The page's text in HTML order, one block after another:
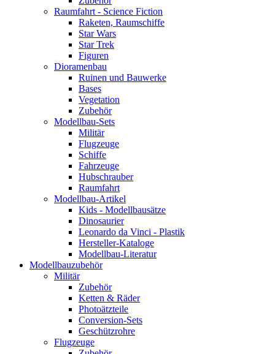
Raumfahrt - Science Fiction
Raketen, Raumschiffe
Star Wars
Star Trek
Figuren
Dioramenbau
Ruinen und Bauwerke
Bases
Vegetation
Zubehör
Modellbau-Sets
Militär
Flugzeuge
Schiffe
Fahrzeuge
Hubschrauber
Raumfahrt
Modellbau-Artikel
Kids - Modellbausätze
Dinosaurier
Leonardo da Vinci - Plastik
Hersteller-Kataloge
Modellbau-Literatur
Modellbauzubehör
Militär
Zubehör
Ketten & Räder
Photoätzteile
Conversion-Sets
Geschützrohre
Flugzeuge